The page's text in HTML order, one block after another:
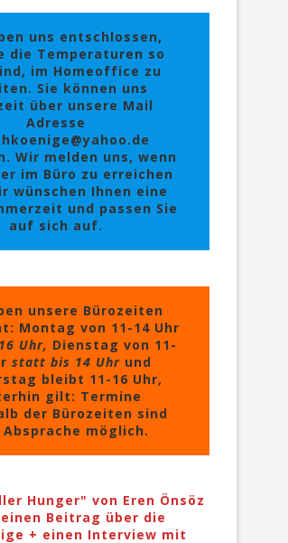
uns entschlossen,
die Temperaturen so
im Homeoffice zu
Sie können uns
über unsere Mail
Adresse
Wir melden uns, wenn
im Büro zu erreichen
wünschen Ihnen eine
und passen Sie
auf sich auf.
unsere Bürozeiten
Montag von 11-14 Uhr
Uhr, Dienstag von 11-
statt bis 14 Uhrund
bleibt 11-16 Uhr,
gilt: Termine
der Bürozeiten sind
Absprache möglich.
Hunger" von Eren Önsöz
Beitrag über die
+ einen Interview mit